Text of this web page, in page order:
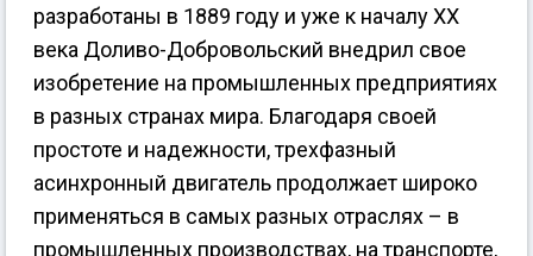
разработаны в 1889 году и уже к началу XX
века Доливо-Добровольский внедрил свое
изобретение на промышленных предприятиях
в разных странах мира. Благодаря своей
простоте и надежности, трехфазный
асинхронный двигатель продолжает широко
применяться в самых разных отраслях – в
промышленных производствах, на транспорте,